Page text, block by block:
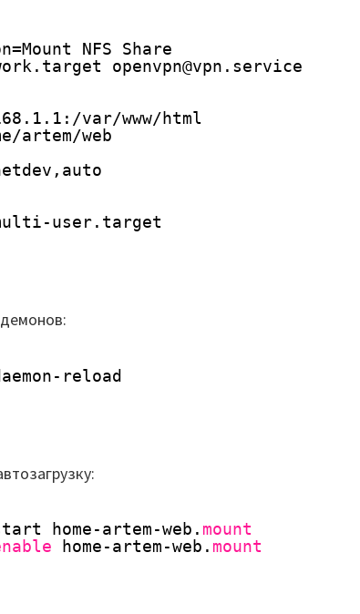
NFS Share
openvpn@vpn.service
/var/www/html
artem/web
user.target
reload
home-artem-web. mount
home-artem-web. mount